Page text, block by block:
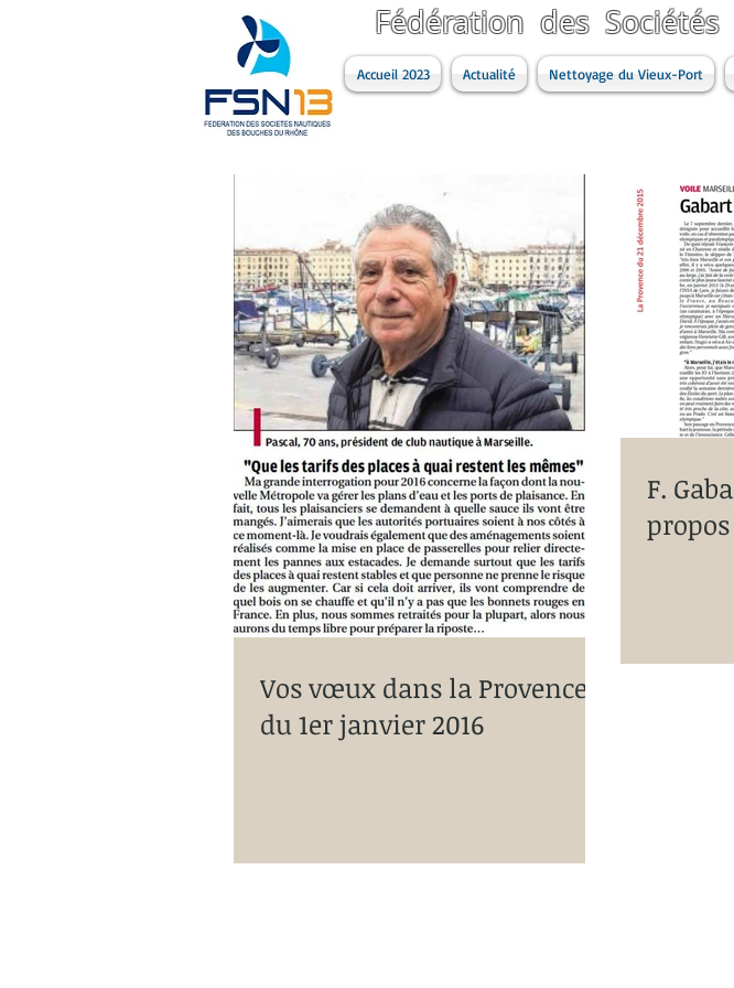
Fédération des
Accueil 2023 Actualité Nettoyage du Vieux-Port
Vos vœux dans la Provence
du 1er janvier 2016
F.
propos